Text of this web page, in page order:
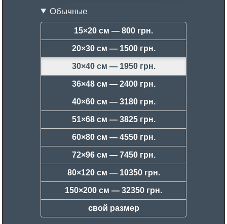
Обычные
15×20 см — 800 грн.
20×30 см — 1500 грн.
30×40 см — 1950 грн.
36×48 см — 2400 грн.
40×60 см — 3180 грн.
51×68 см — 3825 грн.
60×80 см — 4550 грн.
72×96 см — 7450 грн.
80×120 см — 10350 грн.
150×200 см — 32350 грн.
свой размер